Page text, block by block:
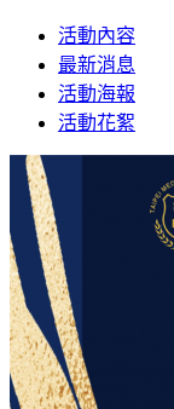
Toggle
navigation
活動內容
最新消息
活動海報
活動花絮